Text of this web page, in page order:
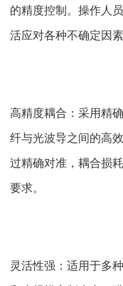
的精度控制。操作人
活应对各种不确定因素
高精度耦合：采用精
纤与光波导之间的高
过精确对准，耦合损
要求。
灵活性强：适用于多